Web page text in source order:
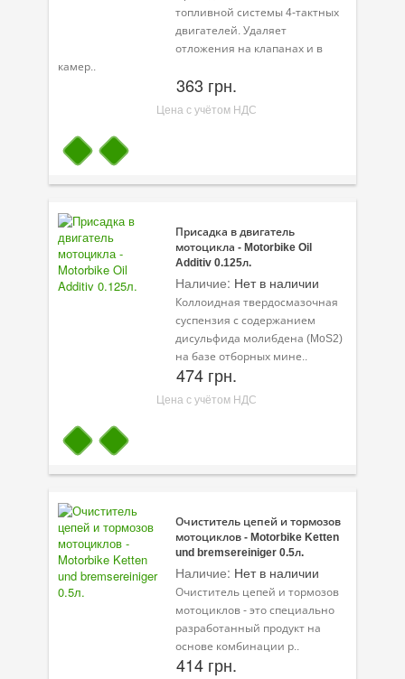
Велосипедная программа
Масла для лодочных моторов
Моторное масло для мотоцикла
Садовая программа
Технологические жидкости
Зимняя программа
топливной системы 4-тактных
двигателей. Удаляет
отложения на клапанах и в
камер..
363 грн.
Цена с учётом НДС
Присадка в двигатель
мотоцикла - Motorbike Oil
Additiv 0.125л.
Наличие: Нет в наличии
Коллоидная твердосмазочная
суспензия с содержанием
дисульфида молибдена (MoS2)
на базе отборных мине..
474 грн.
Цена с учётом НДС
Очиститель цепей и тормозов
мотоциклов - Motorbike Ketten
und bremsereiniger 0.5л.
Наличие: Нет в наличии
Очиститель цепей и тормозов
мотоциклов - это специально
разработанный продукт на
основе комбинации р..
414 грн.